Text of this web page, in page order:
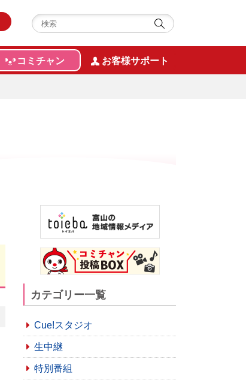
コミチャン お客様サポート
カテゴリー一覧
Cue!スタジオ
生中継
特別番組